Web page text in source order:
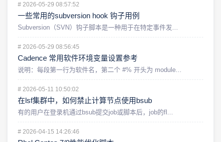
# 2026-05-29 08:57:52
一些常用的subversion hook 钩子用例
Subversion（SVN）钩子脚本是一种用于在特定事件发...
# 2026-05-29 08:56:45
Cadence 常用软件环境变量设置参考
说明：每段第一行为软件名，第二个 #% 开头为 module...
# 2026-05-11 10:50:02
在lsf集群中，如何禁止计算节点使用bsub
有的用户在登录机通过bsub提交job或脚本后，job的fl...
# 2026-04-15 14:26:46